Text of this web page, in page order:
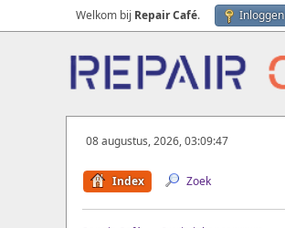
Welkom bij Repair Café. Inloggen
08 augustus, 2026, 03:09:47
Index Zoek